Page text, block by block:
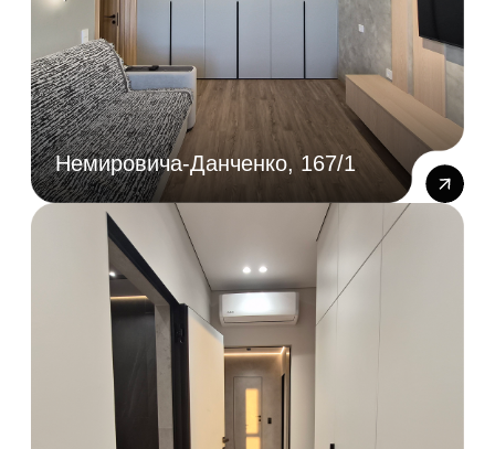
Серебряное Озеро, 13